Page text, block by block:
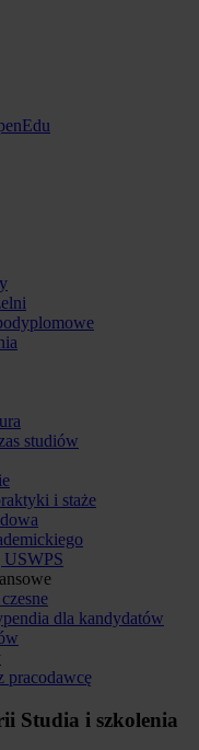
studiów
i staże
USWPS
dla kandydatów
pracodawcę
Studia i szkolenia